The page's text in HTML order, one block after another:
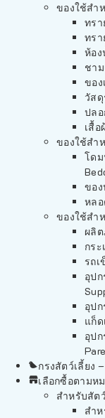
ของใช้สำ
ทรา
ทรา
ห้อ
ชา
ของ
วัส
ปล
เสื้
ของใช้สำ
โด
ขอ
หล
ของใช้สำ
ผลิ
กร
รถ
อุป
อุป
แก็
อุป
กรงสัตว์เลี้ยง
เลือกซื้อตามห
สำหรับสัต
สำ